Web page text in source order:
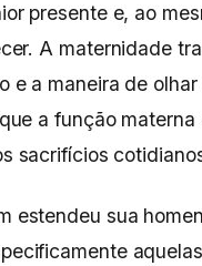
presente e, ao
A maternidade
e a maneira de
a função
sacrifícios
estendeu sua